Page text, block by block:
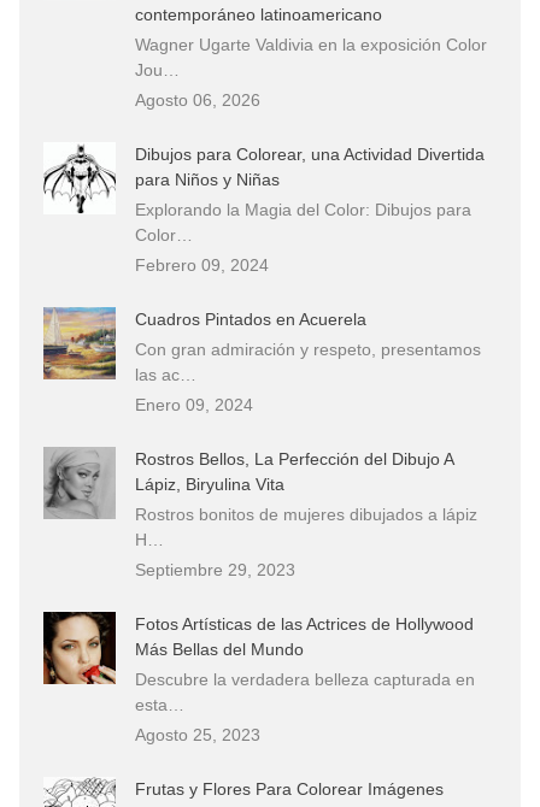
contemporáneo latinoamericano
Wagner Ugarte Valdivia en la exposición Color
Jou…
Agosto 06, 2026
Dibujos para Colorear, una Actividad Divertida
para Niños y Niñas
Explorando la Magia del Color: Dibujos para
Color…
Febrero 09, 2024
Cuadros Pintados en Acuerela
Con gran admiración y respeto, presentamos
las ac…
Enero 09, 2024
Rostros Bellos, La Perfección del Dibujo A
Lápiz, Biryulina Vita
Rostros bonitos de mujeres dibujados a lápiz
H…
Septiembre 29, 2023
Fotos Artísticas de las Actrices de Hollywood
Más Bellas del Mundo
Descubre la verdadera belleza capturada en
esta…
Agosto 25, 2023
Frutas y Flores Para Colorear Imágenes